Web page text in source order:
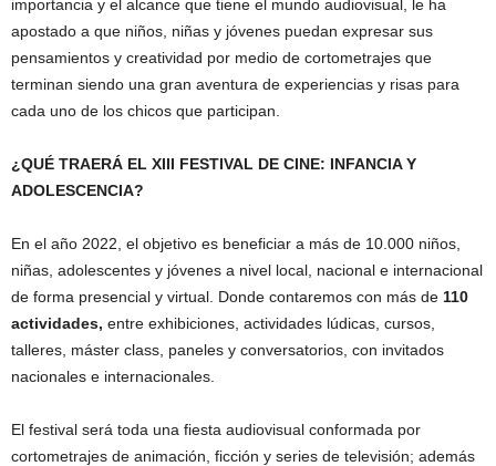
importancia y el alcance que tiene el mundo audiovisual, le ha
apostado a que niños, niñas y jóvenes puedan expresar sus
pensamientos y creatividad por medio de cortometrajes que
terminan siendo una gran aventura de experiencias y risas para
cada uno de los chicos que participan.
¿QUÉ TRAERÁ EL XIII FESTIVAL DE CINE: INFANCIA Y
ADOLESCENCIA?
En el año 2022, el objetivo es beneficiar a más de 10.000 niños,
niñas, adolescentes y jóvenes a nivel local, nacional e internacional
de forma presencial y virtual. Donde contaremos con más de 110
actividades, entre exhibiciones, actividades lúdicas, cursos,
talleres, máster class, paneles y conversatorios, con invitados
nacionales e internacionales.
El festival será toda una fiesta audiovisual conformada por
cortometrajes de animación, ficción y series de televisión; además